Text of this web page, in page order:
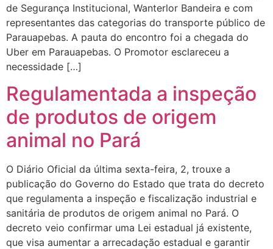
de Segurança Institucional, Wanterlor Bandeira e com
representantes das categorias do transporte público de
Parauapebas. A pauta do encontro foi a chegada do
Uber em Parauapebas. O Promotor esclareceu a
necessidade […]
Regulamentada a inspeção
de produtos de origem
animal no Pará
O Diário Oficial da última sexta-feira, 2, trouxe a
publicação do Governo do Estado que trata do decreto
que regulamenta a inspeção e fiscalização industrial e
sanitária de produtos de origem animal no Pará. O
decreto veio confirmar uma Lei estadual já existente,
que visa aumentar a arrecadação estadual e garantir